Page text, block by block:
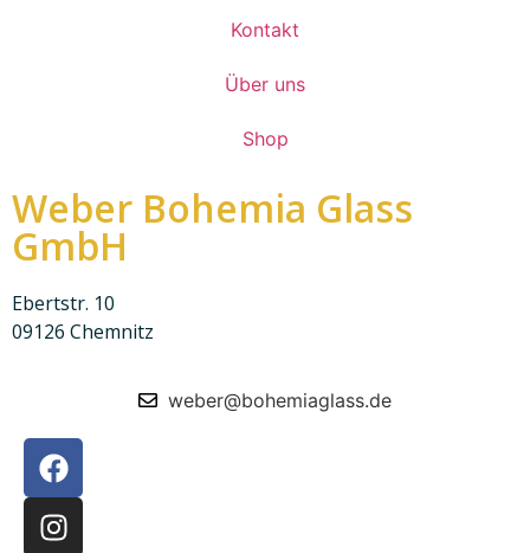
Kontakt
Über uns
Shop
Weber Bohemia Glass
GmbH
Ebertstr. 10
09126 Chemnitz
weber@bohemiaglass.de